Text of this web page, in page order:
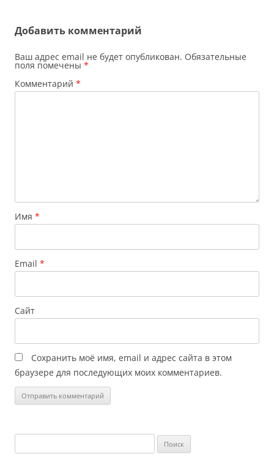
Добавить комментарий
Ваш адрес email не будет опубликован. Обязательные
поля помечены *
Комментарий *
Имя *
Email *
Сайт
Сохранить моё имя, email и адрес сайта в этом
браузере для последующих моих комментариев.